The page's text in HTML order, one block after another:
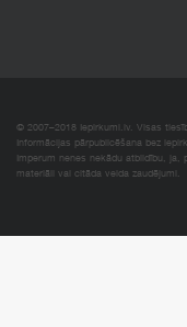
© 2007–2018 Iepirkumi.lv. Visas
Informācijas pārpublicēšana bez
Imperum nenes nekādu atbildību, ja,
materiāli vai citāda veida zaudējumi.